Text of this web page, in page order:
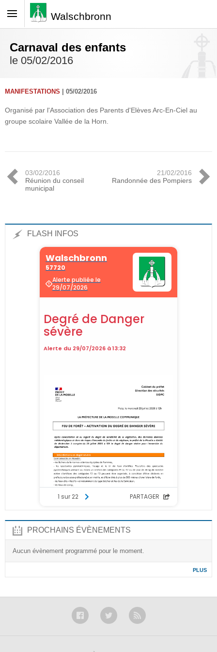
Walschbronn
Carnaval des enfants
le 05/02/2016
MANIFESTATIONS | 05/02/2016
Organisé par l'Association des Parents d'Elèves Arc-En-Ciel au
groupe scolaire Vallée de la Horn.
03/02/2016
Réunion du conseil
municipal
21/02/2016
Randonnée des Pompiers
FLASH INFOS
PROCHAINS ÉVÈNEMENTS
Aucun évènement programmé pour le moment.
PLUS